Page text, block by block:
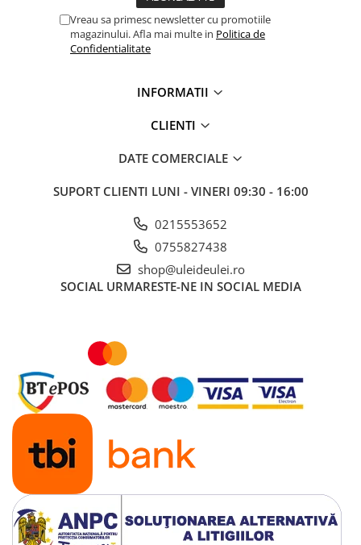
■ Scule si echipamente
pneumatice
■ Consumabile vopsitorie
■ Carlige remorcare
■ Mobilier service
► Ulei motor autoturisme
■ Ulei motor RAVENOL
■ Ulei motor LIQUI MOLY
■ Ulei motor CASTROL
■ Ulei motor MOBIL
■ Ulei motor MOTUL
■ Ulei motor FUCHS
■ Ulei motor VALVOLINE
Vreau sa primesc newsletter cu promotiile
magazinului. Afla mai multe in Politica de
Confidentialitate
INFORMATII
CLIENTI
DATE COMERCIALE
SUPORT CLIENTI LUNI - VINERI 09:30 - 16:00
0215553652
0755827438
shop@uleideulei.ro
SOCIAL URMARESTE-NE IN SOCIAL MEDIA